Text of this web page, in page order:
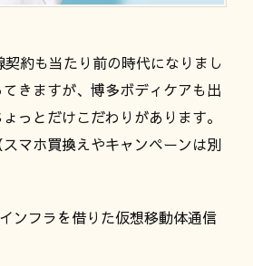
約も当たり前の時代になりまし
きますが、博多ボディケアも出
っとだけこだわりがあります。
マホ買換えやキャンペーンは別
ンフラを借りた仮想移動体通信